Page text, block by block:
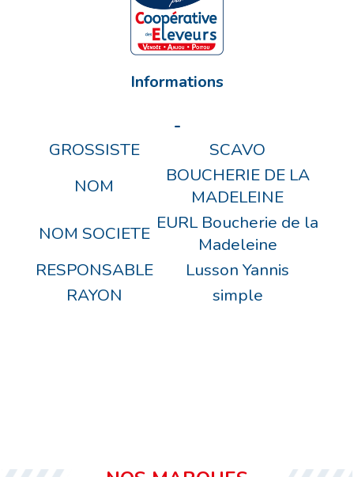
Informations
-
GROSSISTE
SCAVO
NOM
BOUCHERIE DE LA
MADELEINE
NOM SOCIETE EURL Boucherie de la
Madeleine
RESPONSABLE
Lusson Yannis
RAYON
simple